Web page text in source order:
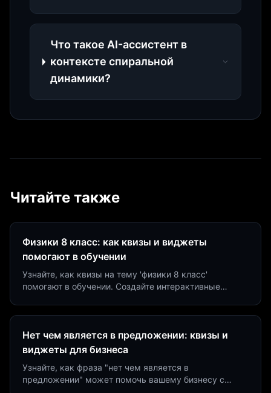
Что такое AI-ассистент в
контексте спиральной
динамики?
Читайте также
Физики 8 класс: как квизы и виджеты
помогают в обучении
Узнайте, как квизы на тему 'физики 8 класс'
помогают в обучении. Создайте интерактивные
Нет чем является в предложении: квизы и
виджеты для бизнеса
Узнайте, как фраза "нет чем является в
предложении" может помочь вашему бизнесу с